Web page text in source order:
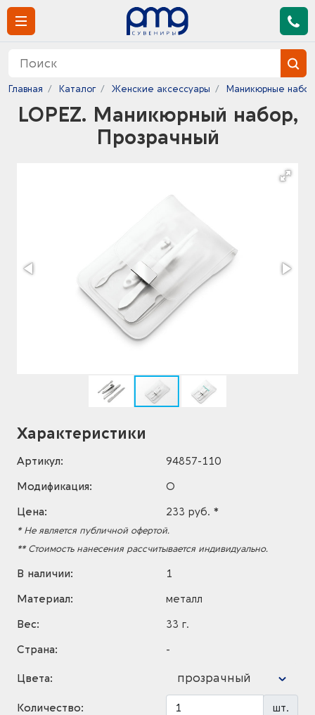
Главная Каталог Женские аксессуары Маникюрные
LOPEZ. Маникюрный набор,
Прозрачный
Характеристики
Артикул:
94857-110
Модификация:
O
Цена:
233 руб. *
* Не является публичной офертой.
** Стоимость нанесения рассчитывается индивидуально.
В наличии:
1
Материал:
металл
Вес:
33 г.
Страна:
-
Цвета: прозрачный
Количество: шт.